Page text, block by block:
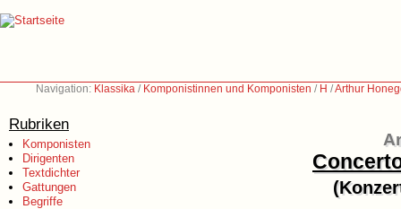
Navigation: Klassika / Komponistinnen und Komponisten / H /Arthur
Rubriken
Komponisten
Dirigenten
Textdichter
Gattungen
Begriffe